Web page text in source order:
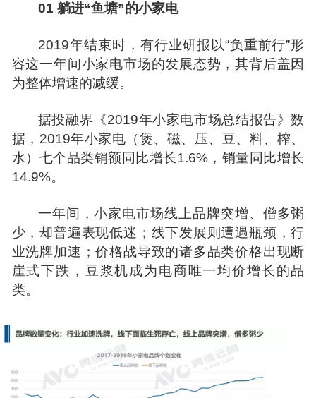
01 躺进“鱼塘”的小家电
2019年结束时，有行业研报以“负重前行”形
容这一年间小家电市场的发展态势，其背后盖因
为整体增速的减缓。
据投融界 《2019年小家电市场总结报告》数
据，2019年小家电（煲、磁、压、豆、料、榨、
水）七个品类销额同比增长1.6%，销量同比增长
14.9%。
一年间，小家电市场线上品牌突增、僧多粥
少，却普遍表现低迷；线下发展则遭遇瓶颈，行
业洗牌加速；价格战导致的诸多品类价格出现断
崖式下跌，豆浆机成为电商唯一均价增长的品
类。